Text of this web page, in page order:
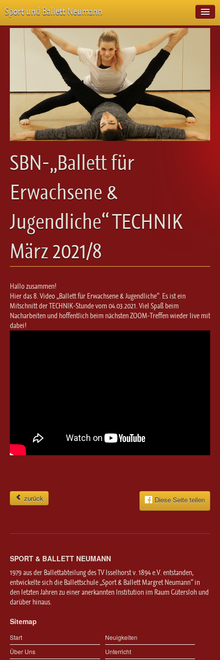
Sport und Ballett Neumann
Start
Neuigkeiten
Über Uns
Veranstaltungen
Emotion Pur
Meisterschaften
Projekte
Vorstellungen
Workshops
Galerie
Kontakt
Ballett für Erwachsene / Jugendliche
Kreative Früherziehung / Kinderballett
Modern / Jazz / Contemporary
SBN-„Ballett für
Erwachsene &
Jugendliche“ TECHNIK
März 2021/8
Hallo zusammen!
Hier das 8. Video „Ballett für Erwachsene & Jugendliche“. Es ist ein
Mitschnitt der TECHNIK-Stunde vom 04.03.2021. Viel Spaß beim
Nacharbeiten und hoffentlich beim nächsten ZOOM-Treffen wieder live mit
dabei!
zurück Diese Seite teilen
SPORT & BALLETT NEUMANN
1979 aus der Ballettabteilung des TV Isselhorst v. 1894 e.V. entstanden,
entwickelte sich die Ballettschule „Sport & Ballett Margret Neumann“ in
den letzten Jahren zu einer anerkannten Institution im Raum Gütersloh und
darüber hinaus.
Sitemap
Start
Neuigkeiten
Über Uns
Unterricht